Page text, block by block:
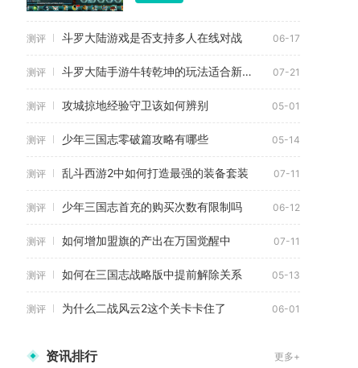
测评 斗罗大陆游戏是否支持多人在线对战 06-17
测评 斗罗大陆手游牛转乾坤的玩法适合新手吗 07-21
测评 攻城掠地经验守卫该如何辨别 05-01
测评 少年三国志零破篇攻略有哪些 05-14
测评 乱斗西游2中如何打造最强的装备套装 07-11
测评 少年三国志首充的购买次数有限制吗 06-12
测评 如何增加盟旗的产出在万国觉醒中 07-11
测评 如何在三国志战略版中提前解除关系 05-13
测评 为什么二战风云2这个关卡卡住了 06-01
资讯排行 更多+